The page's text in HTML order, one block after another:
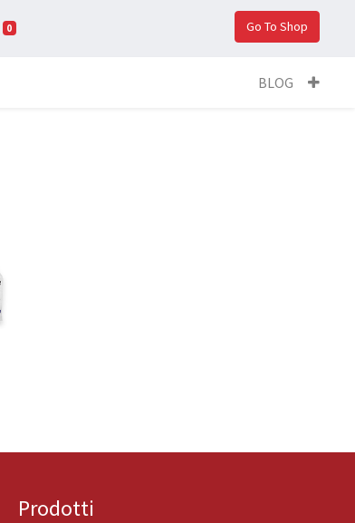
0 Go To Shop
BLOG
Prodotti